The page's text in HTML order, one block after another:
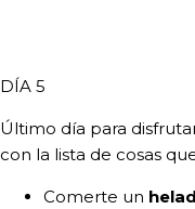
DÍA 5
Último día para
con la lista de cosas
Comerte un